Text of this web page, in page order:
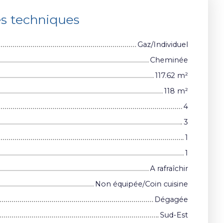
techniques
Gaz/Individuel
Cheminée
117.62 m²
118 m²
4
3
1
1
A rafraîchir
Non équipée/Coin cuisine
Dégagée
Sud-Est